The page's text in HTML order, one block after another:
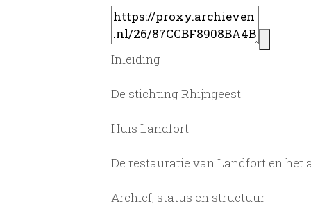
Inleiding
De stichting Rhijngeest
Huis Landfort
De restauratie van Landfort en het
Archief, status en structuur